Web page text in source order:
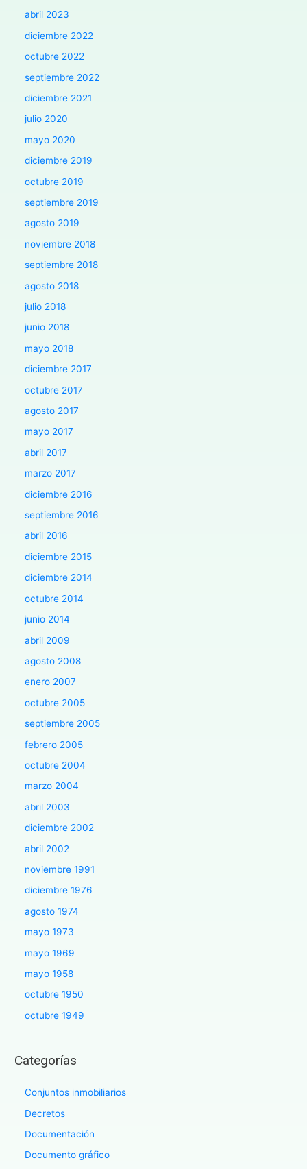
abril 2023
diciembre 2022
octubre 2022
septiembre 2022
diciembre 2021
julio 2020
mayo 2020
diciembre 2019
octubre 2019
septiembre 2019
agosto 2019
noviembre 2018
septiembre 2018
agosto 2018
julio 2018
junio 2018
mayo 2018
diciembre 2017
octubre 2017
agosto 2017
mayo 2017
abril 2017
marzo 2017
diciembre 2016
septiembre 2016
abril 2016
diciembre 2015
diciembre 2014
octubre 2014
junio 2014
abril 2009
agosto 2008
enero 2007
octubre 2005
septiembre 2005
febrero 2005
octubre 2004
marzo 2004
abril 2003
diciembre 2002
abril 2002
noviembre 1991
diciembre 1976
agosto 1974
mayo 1973
mayo 1969
mayo 1958
octubre 1950
octubre 1949
Categorías
Conjuntos inmobiliarios
Decretos
Documentación
Documento gráfico